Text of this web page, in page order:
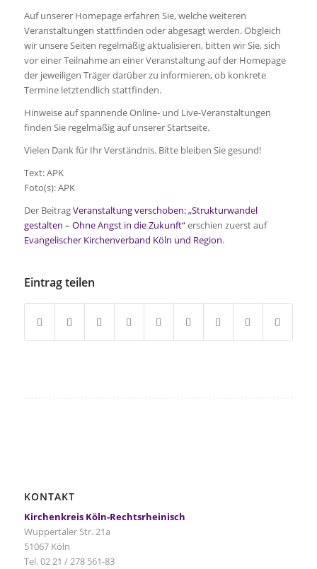
Auf unserer Homepage erfahren Sie, welche weiteren
Veranstaltungen stattfinden oder abgesagt werden. Obgleich
wir unsere Seiten regelmäßig aktualisieren, bitten wir Sie, sich
vor einer Teilnahme an einer Veranstaltung auf der Homepage
der jeweiligen Träger darüber zu informieren, ob konkrete
Termine letztendlich stattfinden.
Hinweise auf spannende Online- und Live-Veranstaltungen
finden Sie regelmäßig auf unserer Startseite.
Vielen Dank für Ihr Verständnis. Bitte bleiben Sie gesund!
Text: APK
Foto(s): APK
Der BeitragVeranstaltung verschoben: „Strukturwandel
gestalten – Ohne Angst in die Zukunft“erschien zuerst auf
Evangelischer Kirchenverband Köln und Region.
Eintrag teilen
KONTAKT
Kirchenkreis Köln-Rechtsrheinisch
Wuppertaler Str. 21a
51067 Köln
Tel. 02 21 / 278 561-83